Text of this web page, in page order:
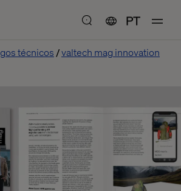
PT
técnicos
valtech mag innovation